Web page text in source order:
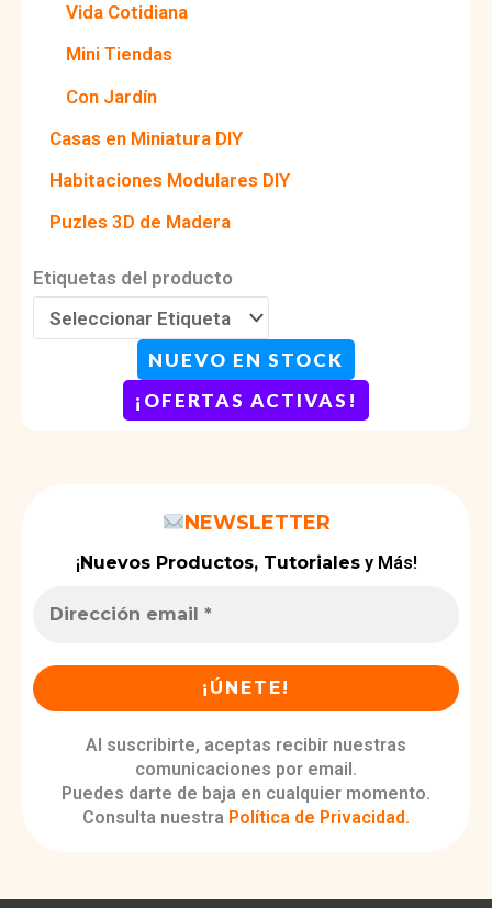
Vida Cotidiana
Mini Tiendas
Con Jardín
Casas en Miniatura DIY
Habitaciones Modulares DIY
Puzles 3D de Madera
Etiquetas del producto
NUEVO EN STOCK
¡OFERTAS ACTIVAS!
NEWSLETTER
¡Nuevos Productos, Tutorialesy Más!
Al suscribirte, aceptas recibir nuestras
comunicaciones por email.
Puedes darte de baja en cualquier momento.
Consulta nuestra Política de Privacidad.